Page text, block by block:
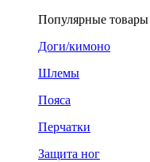
Популярные товары
Доги/кимоно
Шлемы
Пояса
Перчатки
Защита ног